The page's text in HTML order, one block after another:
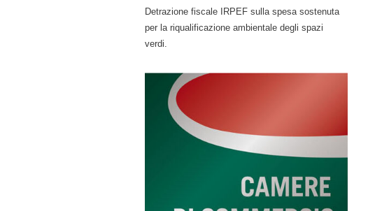
Detrazione fiscale IRPEF sulla spesa sostenuta
per la riqualificazione ambientale degli spazi
verdi.